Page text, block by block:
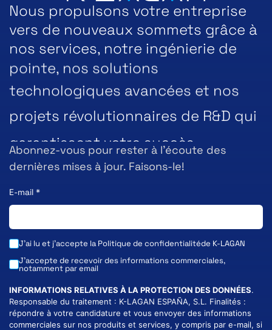
Nous propulsons votre entreprise
vers de nouveaux sommets grâce à
nos services, notre ingénierie de
pointe, nos solutions
technologiques avancées et nos
projets révolutionnaires de R&D qui
garantissent votre succès.
Abonnez-vous pour rester à l’écoute des
dernières mises à jour. Faisons-le!
E-mail *
J'ai lu et j'accepte laPolitique de confidentialitéde K-LAGAN
J'accepte de recevoir des informations commerciales,
notamment par email
INFORMATIONS RELATIVES À LA PROTECTION DES DONNÉES.
Responsable du traitement : K-LAGAN ESPAÑA, S.L. Finalités :
répondre à votre candidature et vous envoyer des informations
commerciales sur nos produits et services, y compris par e-mail, si